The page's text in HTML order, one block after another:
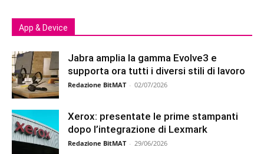
App & Device
Jabra amplia la gamma Evolve3 e
supporta ora tutti i diversi stili di lavoro
Redazione BitMAT - 02/07/2026
Xerox: presentate le prime stampanti
dopo l’integrazione di Lexmark
Redazione BitMAT - 29/06/2026